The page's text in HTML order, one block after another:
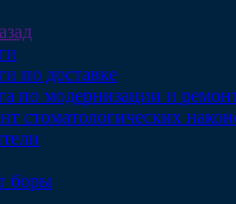
по доставке
по модернизации и
стоматологических
боры